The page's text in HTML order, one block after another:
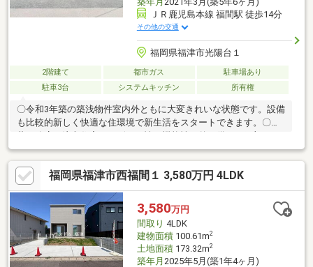
ＪＲ鹿児島本線 福間駅 徒歩14分
その他の交通
福岡県福津市光陽台１
2階建て 都市ガス
駐車場あり
駐車3台
システムキッチン 所有権
〇令和3年築の築浅物件室内外ともに大変きれいな状態です。設備
も比較的新しく快適な住環境で新生活をスタートできます。〇斉
工夫が施された住まいとなっています。リビングは吹き抜けを採
用！おしゃれな内装が魅力です！〇福間駅まで徒歩約14分通勤・
通学はもちろんお買い物やお出かけにも便利な住環境です。〇駐
車3台可能！ご家族それぞれのお車はもちろん来客時にも安心して
駐車できるゆとりがあります。〇広々としたお庭お子様の遊び場
やガーデニング、家庭菜園、BBQなど、多彩な用途で楽しめる
広々としたお庭はご家族の時間をより豊かにしてくれます。
福岡県福津市西福間１ 3,580万円 4LDK
3,580万円
間取り 4LDK
建物面積100.61m2
土地面積173.32m2
築年月 2025年5月(築1年4ヶ月)